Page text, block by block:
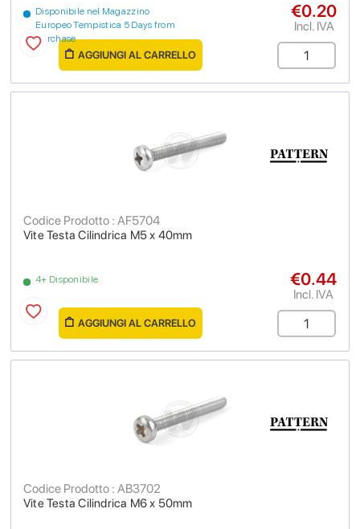
Disponibile nel Magazzino
Europeo Tempistica 5 Days from
purchase
€0.20
Incl. IVA
AGGIUNGI AL CARRELLO
Vite Testa Cilindrica M5 x 40mm
Codice Prodotto : AF5704
4+ Disponibile €0.44
Incl. IVA
AGGIUNGI AL CARRELLO
Vite Testa Cilindrica M6 x 50mm
Codice Prodotto : AB3702